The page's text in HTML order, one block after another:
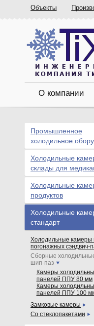
Объекты
О компании
Промышленное
холодильное
Холодильные
склады для
Холодильные
продуктов
Холодильные
стандарт
Холодильные камеры
погонажных сэндвич-
Сборные
шип-паз
Камеры
панелей ППУ 80 мм
Камеры
панелей ППУ 100
Замковые камеры
Со стеклопакетами